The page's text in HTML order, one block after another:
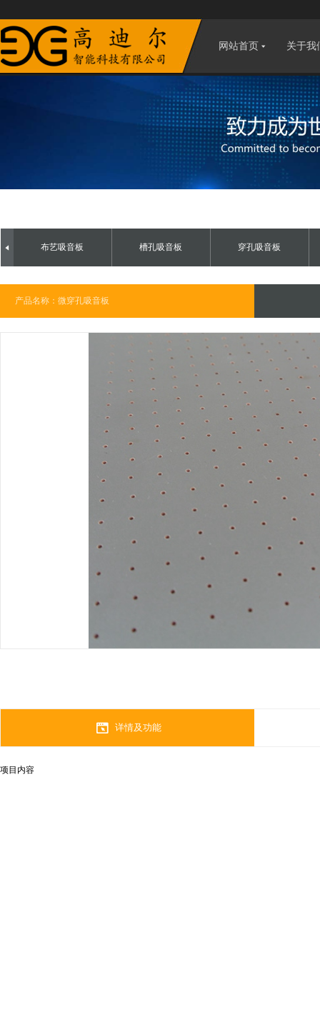
网站首页 关于我
布艺吸音板 槽孔吸音板 穿孔吸音板
产品名称：微穿孔吸音板
详情及功能
项目内容